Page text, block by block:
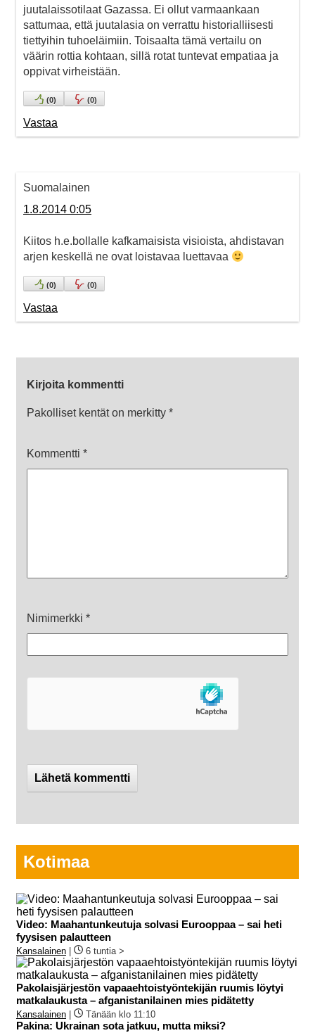
juutalaissotilaat Gazassa. Ei ollut varmaankaan
sattumaa, että juutalasia on verrattu historialliisesti
tiettyihin tuhoeläimiin. Toisaalta tämä vertailu on
väärin rottia kohtaan, sillä rotat tuntevat empatiaa ja
oppivat virheistään.
(0) (0)
Vastaa
Suomalainen
1.8.2014 0:05
Kiitos h.e.bollalle kafkamaisista visioista, ahdistavan
arjen keskellä ne ovat loistavaa luettavaa
(0) (0)
Vastaa
Kirjoita kommentti
Pakolliset kentät on merkitty *
Kommentti *
Nimimerkki *
Kotimaa
Video: Maahantunkeutuja solvasi Eurooppaa – sai heti
fyysisen palautteen
Kansalainen 6 tuntia >
Pakolaisjärjestön vapaaehtoistyöntekijän ruumis löytyi
matkalaukusta – afganistanilainen mies pidätetty
Kansalainen Tänään klo 11:10
Pakina: Ukrainan sota jatkuu, mutta miksi?